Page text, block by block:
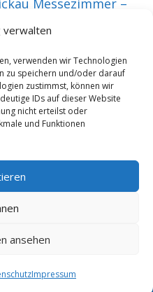
verwalten
verwenden wir Technologien
zu speichern und/oder darauf
zustimmst, können wir
IDs auf dieser Website
nicht erteilst oder
und Funktionen
ansehen
Impressum
Messezimmer –
NÄCHSTER ARTIKEL
Monteurzimmer
Bereits 47 aktive
|